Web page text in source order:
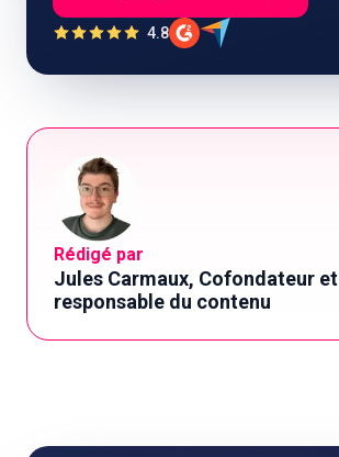
4.8
Rédigé par
Jules Carmaux, Cofondateur et
responsable du contenu